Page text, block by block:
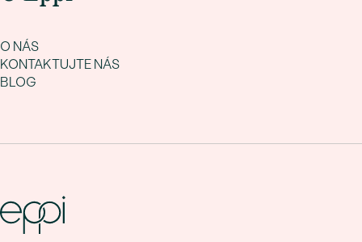
O NÁS
KONTAKTUJTE NÁS
BLOG